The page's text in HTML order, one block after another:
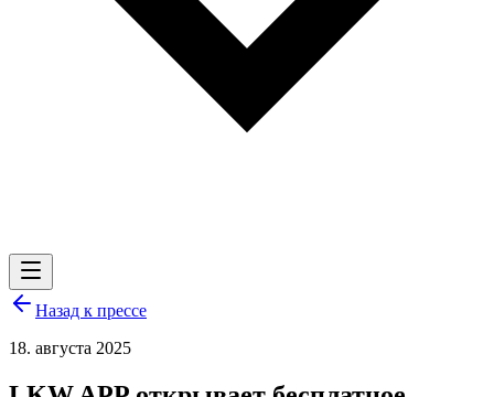
Назад к прессе
18. августа 2025